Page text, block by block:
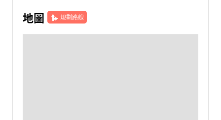
地圖 規劃路線